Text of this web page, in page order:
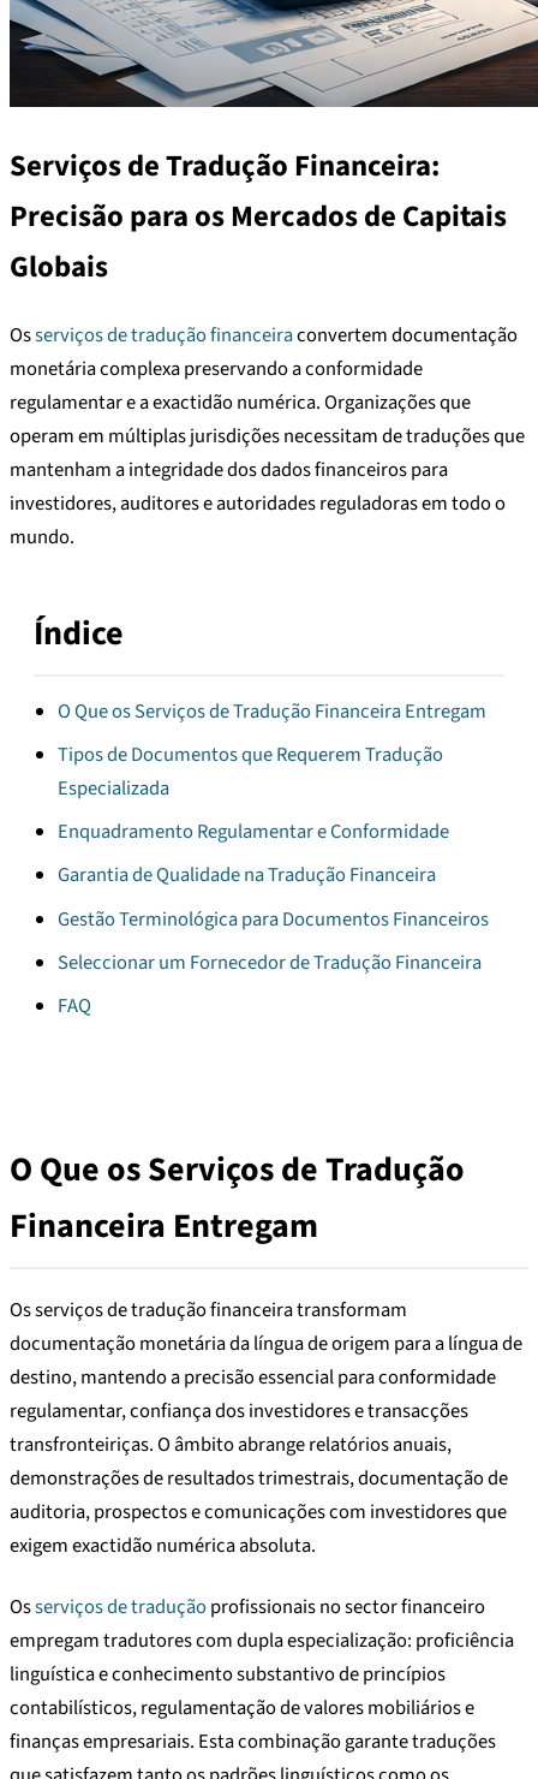
Serviços de Tradução Financeira:
Precisão para os Mercados de Capitais
Globais
Osserviços de tradução financeiraconvertem documentação
monetária complexa preservando a conformidade
regulamentar e a exactidão numérica. Organizações que
operam em múltiplas jurisdições necessitam de traduções que
mantenham a integridade dos dados financeiros para
investidores, auditores e autoridades reguladoras em todo o
mundo.
Índice
O Que os Serviços de Tradução Financeira Entregam
Tipos de Documentos que Requerem Tradução
Especializada
Enquadramento Regulamentar e Conformidade
Garantia de Qualidade na Tradução Financeira
Gestão Terminológica para Documentos Financeiros
Seleccionar um Fornecedor de Tradução Financeira
FAQ
O Que os Serviços de Tradução
Financeira Entregam
Os serviços de tradução financeira transformam
documentação monetária da língua de origem para a língua de
destino, mantendo a precisão essencial para conformidade
regulamentar, confiança dos investidores e transacções
transfronteiriças. O âmbito abrange relatórios anuais,
demonstrações de resultados trimestrais, documentação de
auditoria, prospectos e comunicações com investidores que
exigem exactidão numérica absoluta.
Osserviços de traduçãoprofissionais no sector financeiro
empregam tradutores com dupla especialização: proficiência
linguística e conhecimento substantivo de princípios
contabilísticos, regulamentação de valores mobiliários e
finanças empresariais. Esta combinação garante traduções